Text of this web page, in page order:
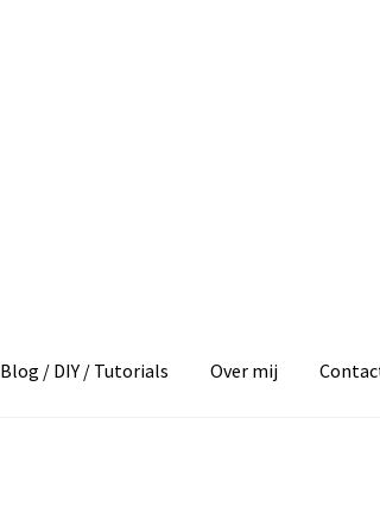
Blog / DIY / Tutorials Over mij